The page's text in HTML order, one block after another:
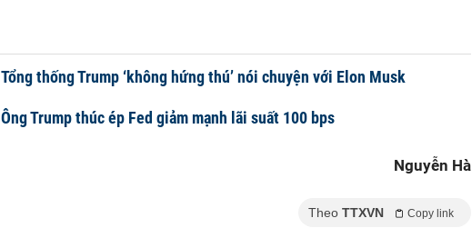
Tổng thống Trump ‘không hứng thú’ nói chuyện với Elon Musk
Ông Trump thúc ép Fed giảm mạnh lãi suất 100 bps
Nguyễn Hà
Theo TTXVN Copy link